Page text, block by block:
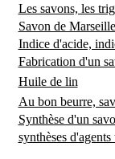
Les savons, les
Savon de
Indice d'acide,
Fabrication d'un
Huile de lin
Au bon beurre,
Synthèse d'un
synthèses